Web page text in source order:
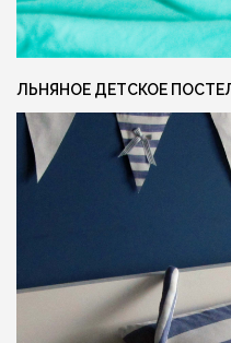
ЛЬНЯНОЕ ДЕТСКОЕ